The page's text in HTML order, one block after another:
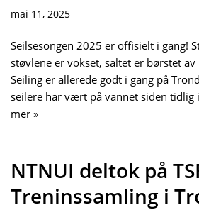
mai 11, 2025
Seilsesongen 2025 er offisielt i gang!
støvlene er vokset, saltet er børstet av
Seiling er allerede godt i gang på
seilere har vært på vannet siden tidlig
mer »
NTNUI deltok på
Treninssamling i